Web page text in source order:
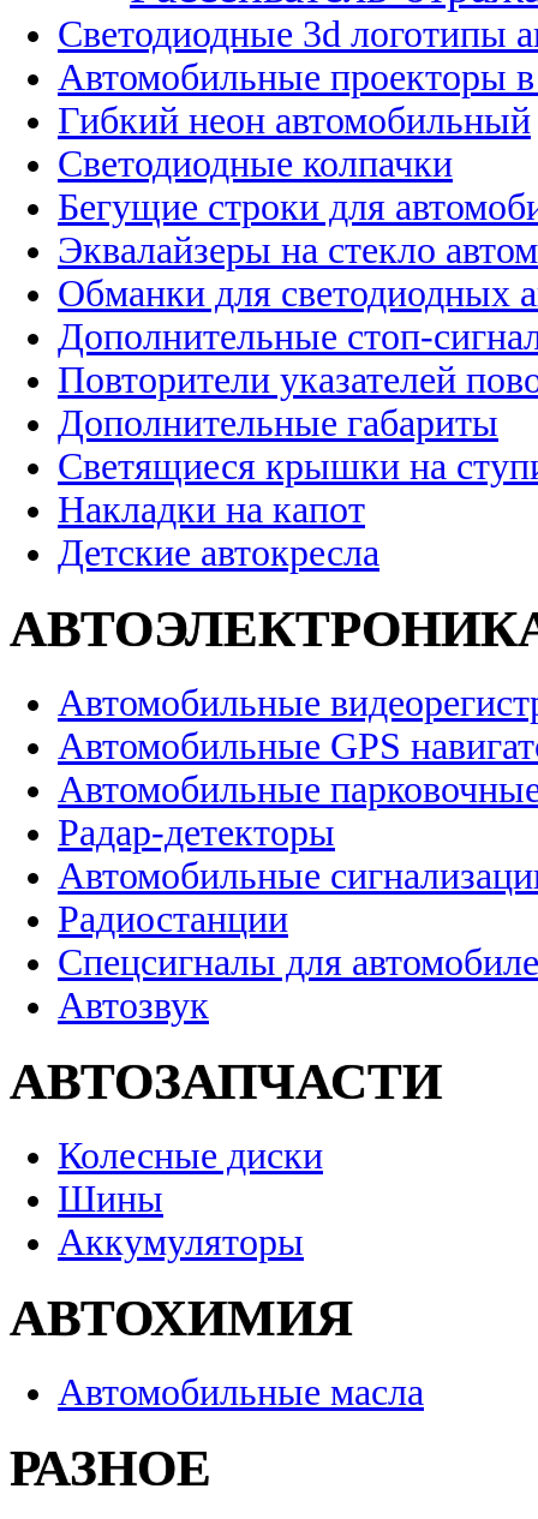
Светодиодные 3d логотипы
Автомобильные проекторы
Гибкий неон автомобильный
Светодиодные колпачки
Бегущие строки для
Эквалайзеры на стекло
Обманки для светодиодных
Дополнительные стоп-
Повторители указателей
Дополнительные габариты
Светящиеся крышки на
Накладки на капот
Детские автокресла
Автомобильные
Автомобильные GPS
Автомобильные
Радар-детекторы
Автомобильные
Радиостанции
Спецсигналы для
Автозвук
АВТОЗАПЧАСТИ
Колесные диски
Шины
Аккумуляторы
АВТОХИМИЯ
Автомобильные масла
РАЗНОЕ